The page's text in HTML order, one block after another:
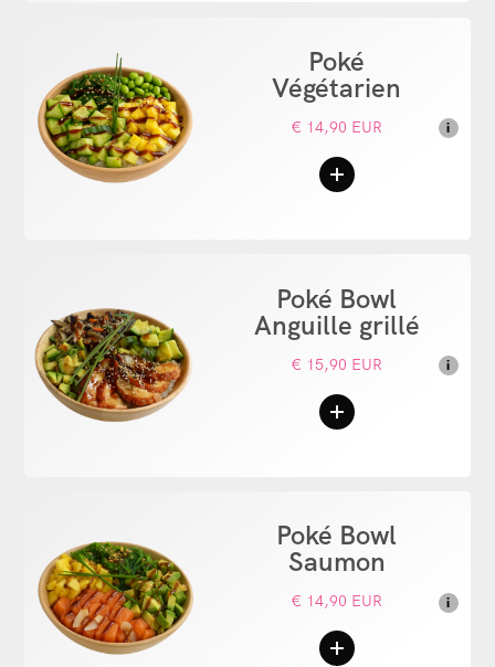
Poké
Végétarien
€ 14,90 EUR i
Poké Bowl
Anguille grillé
€ 15,90 EUR i
Poké Bowl
Saumon
€ 14,90 EUR i